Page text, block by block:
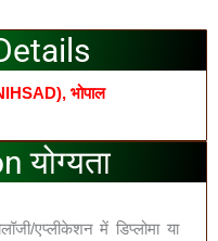
भोपाल
योग्यता
एप्लीकेशन में डिप्लोमा या